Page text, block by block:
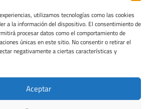
utilizamos tecnologías como las cookies
a la información del dispositivo. El consentimiento de
procesar datos como el comportamiento de
únicas en este sitio. No consentir o retirar el
negativamente a ciertas características y
Aceptar